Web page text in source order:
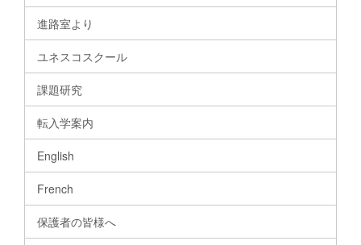
進路室より
ユネスコスクール
課題研究
転入学案内
English
French
保護者の皆様へ